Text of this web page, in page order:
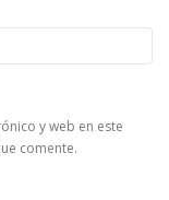
y web en este
comente.